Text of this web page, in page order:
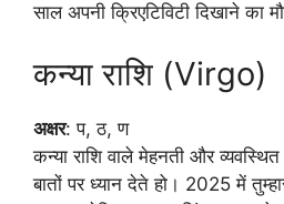
साल अपनी क्रिएटिविटी दिखाने का
कन्या राशि (Virgo)
अक्षर: प, ठ, ण
कन्या राशि वाले मेहनती और
बातों पर ध्यान देते हो। 2025 में